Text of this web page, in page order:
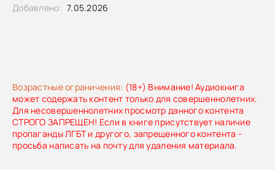
Возрастные ограничения: (18+) Внимание! Аудиокнига
может содержать контент только для совершеннолетних.
Для несовершеннолетних просмотр данного контента
СТРОГО ЗАПРЕЩЕН! Если в книге присутствует наличие
пропаганды ЛГБТ и другого, запрещенного контента -
просьба написать на почту для удаления материала.
Добавлено: 7.05.2026